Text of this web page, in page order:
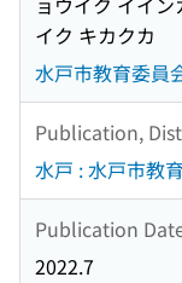
イク キカクカ
水戸市教育委員
Publication,
水戸 : 水戸市教
Publication
2022.7